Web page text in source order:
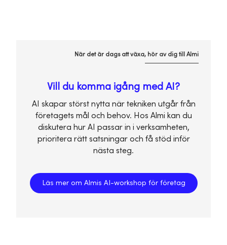
När det är dags att växa, hör av dig till Almi
Vill du komma igång med AI?
AI skapar störst nytta när tekniken utgår från
företagets mål och behov. Hos Almi kan du
diskutera hur AI passar in i verksamheten,
prioritera rätt satsningar och få stöd inför
nästa steg.
Läs mer om Almis AI-workshop för företag